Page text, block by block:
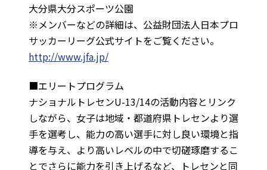
大分県大分スポーツ公園
※メンバーなどの詳細は、公益財団法人日本プロ
サッカーリーグ公式サイトをご覧ください。
http://www.jfa.jp/
■エリートプログラム
ナショナルトレセンU-13/14の活動内容とリンク
しながら、女子は地域・都道府県トレセンより選
手を選考し、能力の高い選手に対し良い環境と指
導を与え、より高いレベルの中で切磋琢磨するこ
とでさらに能力を引き上げるなど、トレセンと同